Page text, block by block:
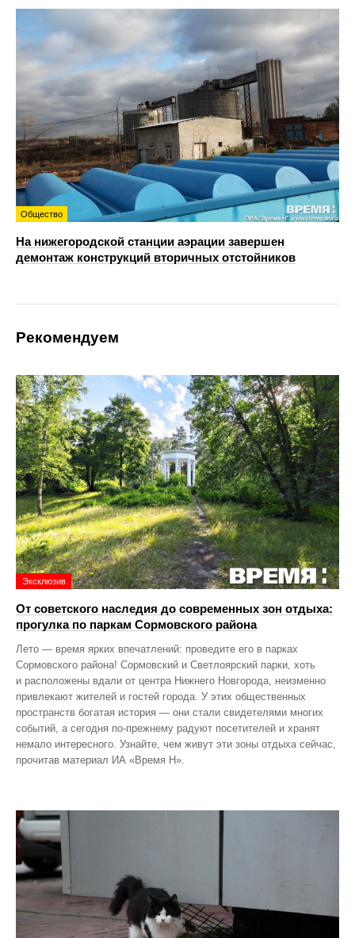
Общество
На нижегородской станции аэрации завершен
демонтаж конструкций вторичных отстойников
Рекомендуем
Эксклюзив
От советского наследия до современных зон отдыха:
прогулка по паркам Сормовского района
Лето — время ярких впечатлений: проведите его в парках
Сормовского района! Сормовский и Светлоярский парки, хоть
и расположены вдали от центра Нижнего Новгорода, неизменно
привлекают жителей и гостей города. У этих общественных
пространств богатая история — они стали свидетелями многих
событий, а сегодня по‑прежнему радуют посетителей и хранят
немало интересного. Узнайте, чем живут эти зоны отдыха сейчас,
прочитав материал ИА «Время Н».